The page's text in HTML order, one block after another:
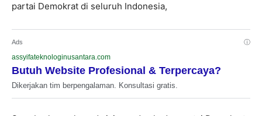
partai Demokrat di seluruh Indonesia,
Ads ⓘ
assyifateknologinusantara.com
Butuh Website Profesional & Terpercaya?
Dikerjakan tim berpengalaman. Konsultasi gratis.